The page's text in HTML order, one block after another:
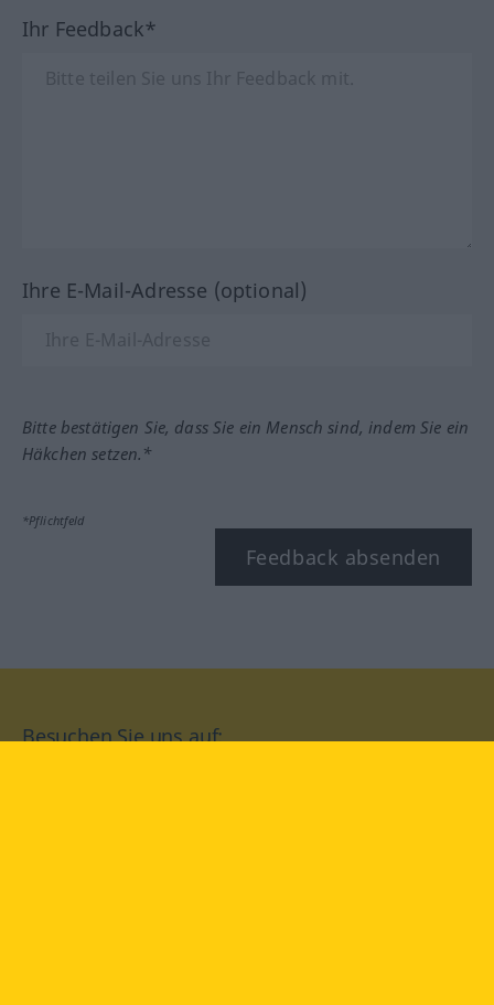
Ihr Feedback*
Ihre E-Mail-Adresse (optional)
Bitte bestätigen Sie, dass Sie ein Mensch sind, indem Sie ein
Häkchen setzen.*
*Pflichtfeld
Feedback absenden
Besuchen Sie uns auf: